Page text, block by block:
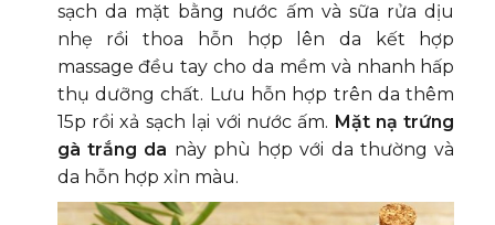
sạch da mặt bằng nước ấm và sữa rửa dịu
nhẹ rồi thoa hỗn hợp lên da kết hợp
massage đều tay cho da mềm và nhanh hấp
thụ dưỡng chất. Lưu hỗn hợp trên da thêm
15p rồi xả sạch lại với nước ấm. Mặt nạ trứng
gà trắng da này phù hợp với da thường và
da hỗn hợp xỉn màu.